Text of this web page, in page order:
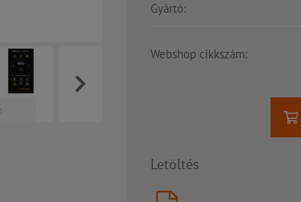
Gyártó:
Webshop cikkszám:
Letöltés